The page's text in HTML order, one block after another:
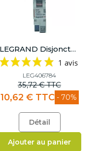
LEGRAND Disjoncteur DNX³ 4500 20A Courbe C Auto/Auto - 406784
1 avis
LEG406784
35,72 € TTC
10,62 € TTC - 70%
Détail
Ajouter au panier